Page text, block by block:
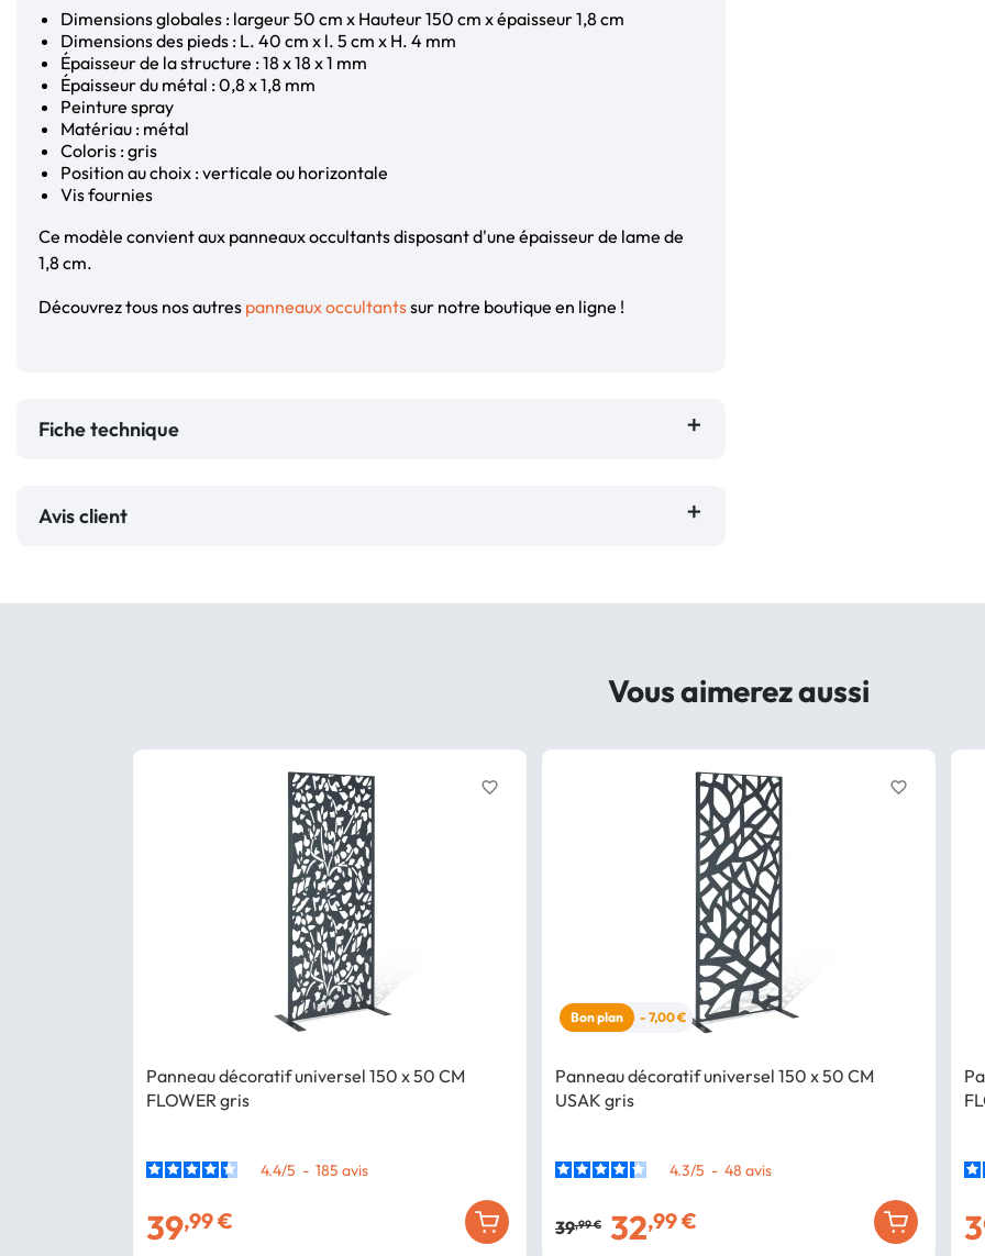
Dimensions globales : largeur 50 cm x Hauteur 150 cm x épaisseur 1,8 cm
Dimensions des pieds : L. 40 cm x l. 5 cm x H. 4 mm
Épaisseur de la structure : 18 x 18 x 1 mm
Épaisseur du métal : 0,8 x 1,8 mm
Peinture spray
Matériau : métal
Coloris : gris
Position au choix : verticale ou horizontale
Vis fournies
Ce modèle convient aux panneaux occultants disposant d'une épaisseur de lame de
1,8 cm.
Découvrez tous nos autres panneaux occultantssur notre boutique en ligne !
Fiche technique
Avis client
Vous aimerez aussi
Panneau décoratif universel 150 x 50 CM
FLOWER gris
4.4/5 - 185 avis
39,99 €
favorite_border
Bon plan - 7,00 €
Panneau décoratif universel 150 x 50 CM
USAK gris
4.3/5 - 48 avis
39,99 € 32,99 €
favorite_border